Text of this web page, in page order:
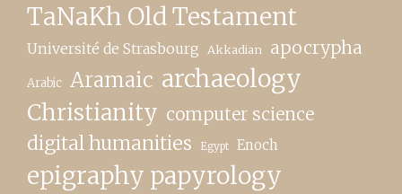
TaNaKh Old Testament
Université de Strasbourg Akkadian apocrypha
Arabic Aramaic archaeology
Christianity computer science
digital humanities Egypt Enoch
epigraphy papyrology